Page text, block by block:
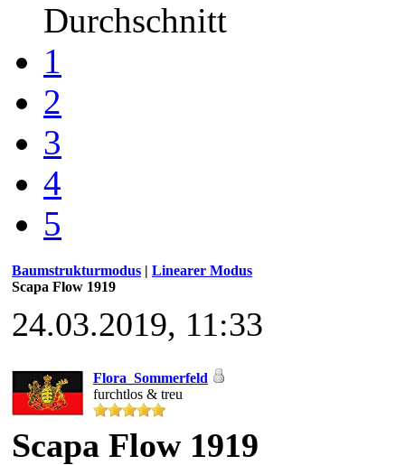
Durchschnitt
1
2
3
4
5
Baumstrukturmodus | Linearer Modus
Scapa Flow 1919
24.03.2019, 11:33
Flora_Sommerfeld
furchtlos & treu
Scapa Flow 1919